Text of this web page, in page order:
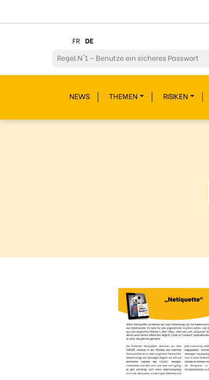
FR DE
Regel N°1 – Benutze ein sicheres Passwort
RegelN°2 – Überdenke jeden deiner Klicks
RegelN°3 – Überdenke was du postest
RegelN°4 – Respektiere andere
NEWS THEMEN RISIKEN